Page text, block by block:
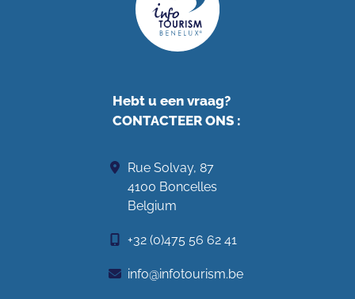
Hebt u een vraag?
CONTACTEER ONS:
Rue Solvay, 87
4100 Boncelles
Belgium
+32 (0)475 56 62 41
info@infotourism.be